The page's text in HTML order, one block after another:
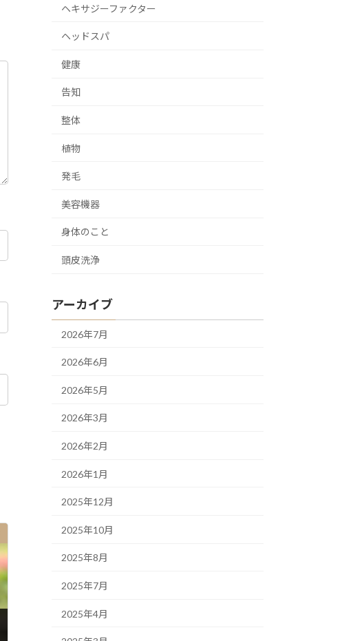
ヘキサジーファクター
ヘッドスパ
健康
告知
整体
植物
発毛
美容機器
身体のこと
頭皮洗浄
アーカイブ
2026年7月
2026年6月
2026年5月
2026年3月
2026年2月
2026年1月
2025年12月
2025年10月
2025年8月
2025年7月
2025年4月